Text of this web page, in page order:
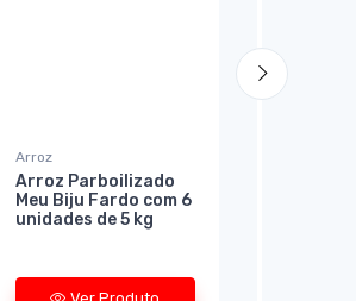
Arroz
Arroz Parboilizado
Meu Biju Fardo com 6
unidades de 5 kg